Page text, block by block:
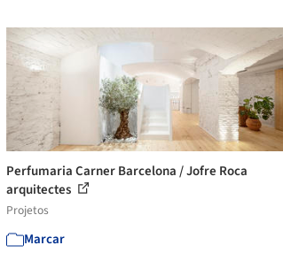
Perfumaria Carner Barcelona / Jofre Roca
arquitectes
Projetos
Marcar